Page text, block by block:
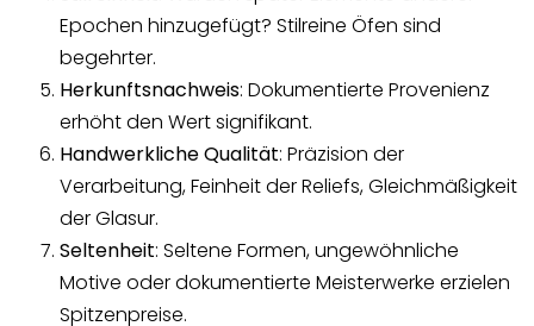
Epochen hinzugefügt? Stilreine Öfen sind
begehrter.
Herkunftsnachweis: Dokumentierte Provenienz
erhöht den Wert signifikant.
Handwerkliche Qualität: Präzision der
Verarbeitung, Feinheit der Reliefs, Gleichmäßigkeit
der Glasur.
Seltenheit: Seltene Formen, ungewöhnliche
Motive oder dokumentierte Meisterwerke erzielen
Spitzenpreise.